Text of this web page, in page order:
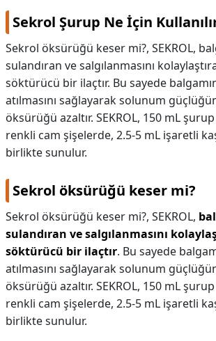
İLETİŞİM
Sekrol Şurup Ne İçin
Sekrol öksürüğü keser mi?, SEKROL,
sulandıran ve salgılanmasını
söktürücü bir ilaçtır. Bu sayede
atılmasını sağlayarak solunum
öksürüğü azaltır. SEKROL, 150 mL
renkli cam şişelerde, 2.5-5 mL işaretli
birlikte sunulur.
Sekrol öksürüğü keser mi?
Sekrol öksürüğü keser mi?, SEKROL,
sulandıran ve salgılanmasını
söktürücü bir ilaçtır. Bu sayede
atılmasını sağlayarak solunum
öksürüğü azaltır. SEKROL, 150 mL
renkli cam şişelerde, 2.5-5 mL işaretli
birlikte sunulur.